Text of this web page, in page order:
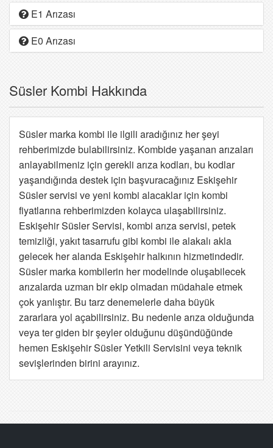
E1 Arızası
E0 Arızası
Süsler Kombi Hakkında
Süsler marka kombi ile ilgili aradığınız her şeyi
rehberimizde bulabilirsiniz. Kombide yaşanan arızaları
anlayabilmeniz için gerekli arıza kodları, bu kodlar
yaşandığında destek için başvuracağınız Eskişehir
Süsler servisi ve yeni kombi alacaklar için kombi
fiyatlarına rehberimizden kolayca ulaşabilirsiniz.
Eskişehir Süsler Servisi, kombi arıza servisi, petek
temizliği, yakıt tasarrufu gibi kombi ile alakalı akla
gelecek her alanda Eskişehir halkının hizmetindedir.
Süsler marka kombilerin her modelinde oluşabilecek
arızalarda uzman bir ekip olmadan müdahale etmek
çok yanlıştır. Bu tarz denemelerle daha büyük
zararlara yol açabilirsiniz. Bu nedenle arıza olduğunda
veya ter giden bir şeyler olduğunu düşündüğünde
hemen Eskişehir Süsler Yetkili Servisini veya teknik
sevişlerinden birini arayınız.